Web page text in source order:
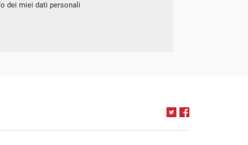
dei miei dati personali